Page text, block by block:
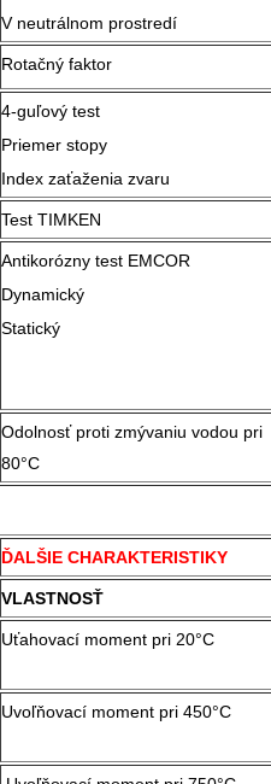
V neutrálnom prostredí
Rotačný faktor
4-guľový test
Priemer stopy
Index zaťaženia zvaru
Test TIMKEN
Antikorózny test EMCOR
Dynamický
Statický
Odolnosť proti zmývaniu vodou pri
80°C
ĎALŠIE CHARAKTERISTIKY
VLASTNOSŤ
Uťahovací moment pri 20°C
Uvoľňovací moment pri 450°C